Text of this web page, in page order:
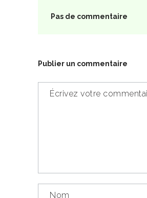
Pas de commentaire
Publier un commentaire